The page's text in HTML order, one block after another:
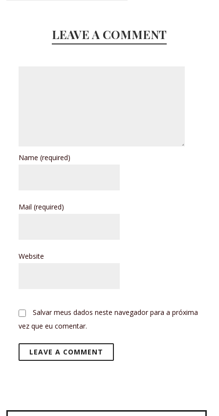
LEAVE A COMMENT
Name(required)
Mail(required)
Website
Salvar meus dados neste navegador para a próxima
vez que eu comentar.